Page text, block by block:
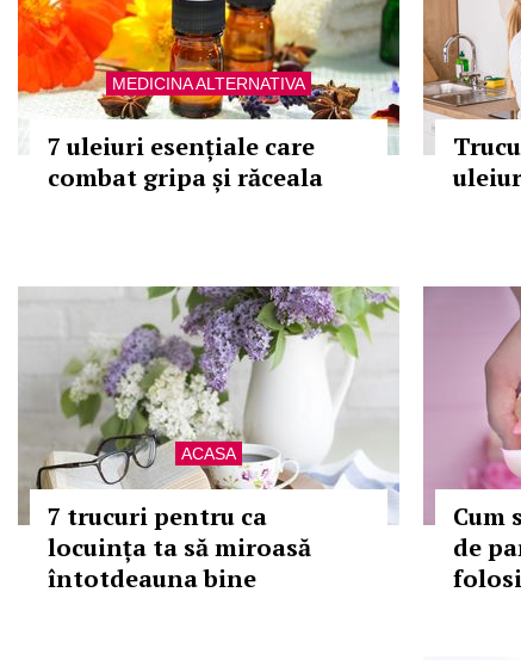
MEDICINA ALTERNATIVA
7 uleiuri esențiale care
combat gripa și răceala
ACASA
7 trucuri pentru ca
locuința ta să miroasă
întotdeauna bine
Cum
de